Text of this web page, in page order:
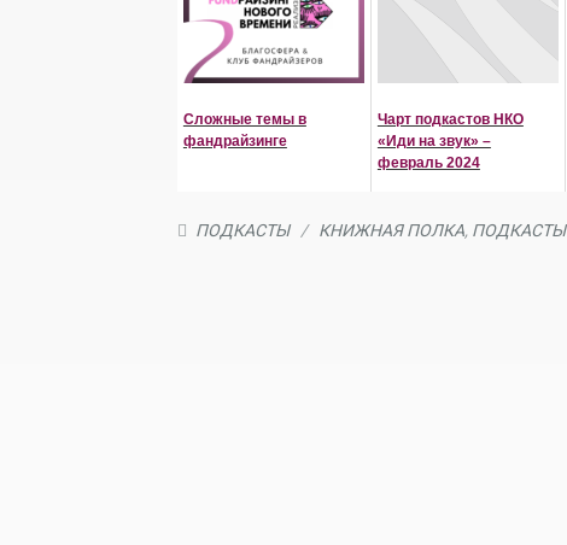
Сложные темы в
фандрайзинге
Чарт подкастов НКО
«Иди на звук» –
февраль 2024
ПОДКАСТЫ/ КНИЖНАЯ ПОЛКА, ПОДКАСТЫ